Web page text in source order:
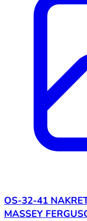
OS-32-41
MASSEY